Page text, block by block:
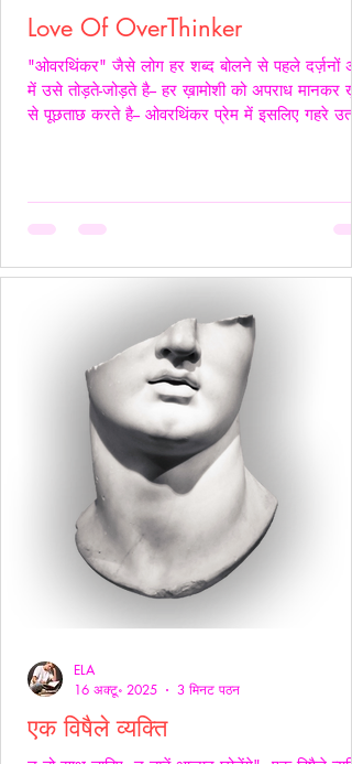
Love Of OverThinker
"ओवरथिंकर" जैसे लोग हर शब्द बोलने से पहले दर्ज़नों
में उसे तोड़ते-जोड़ते है-- हर ख़ामोशी को अपराध मानकर
से पूछताछ करते है-- ओवरथिंकर प्रेम में इसलिए गहरे
अपने प्रश्न सब चुपचाप स्थगित कर देते है-- ओवरथिंकर
एक विषैले व्यक्ति
ELA
16 अक्टू॰ 2025
3 मिनट पठन